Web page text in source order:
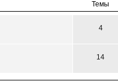
Темы
4
14